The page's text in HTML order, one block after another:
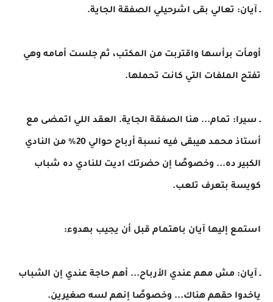
ـ آيان: تعالي بقى اشرحيلي الصفقة الجاية.
أومأت برأسها واقتربت من المكتب، ثم جلست أمامه وهي
تفتح الملفات التي كانت تحملها.
ـ سيرا: تمام... هنا الصفقة الجاية. العقد اللي اتمضى مع
أستاذ محمد هيبقى فيه نسبة أرباح حوالي 20% من النادي
الكبير ده... وخصوصًا إن حضرتك اديت للنادي ده شباب
كويسة بتعرف تلعب.
استمع إليها آيان باهتمام قبل أن يجيب بهدوء:
ـ آيان: مش مهم عندي الأرباح... أهم حاجة عندي إن الشباب
ياخدوا حقهم هناك... وخصوصًا إنهم لسه صغيرين.